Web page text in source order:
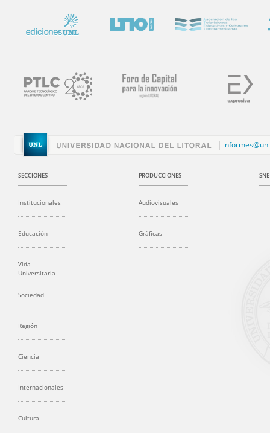
SECCIONES
Institucionales
Educación
Vida
Universitaria
Sociedad
Región
Ciencia
Internacionales
Cultura
PRODUCCIONES
Audiovisuales
Gráficas
SNE